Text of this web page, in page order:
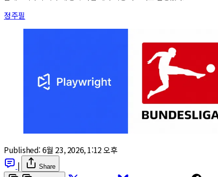
정주필
Published:6월 23, 2026, 1:12 오후
|
Share